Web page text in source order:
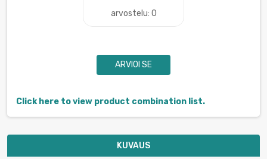
arvostelu: 0
ARVIOI SE
Click here to view product combination list.
KUVAUS